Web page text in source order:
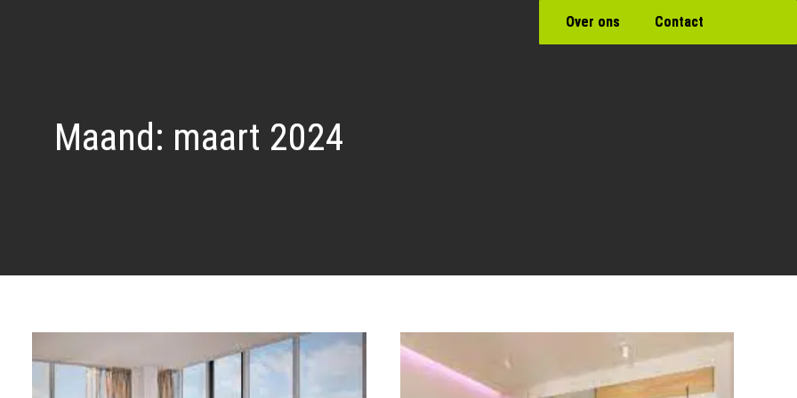
Over ons Contact
Maand: maart 2024